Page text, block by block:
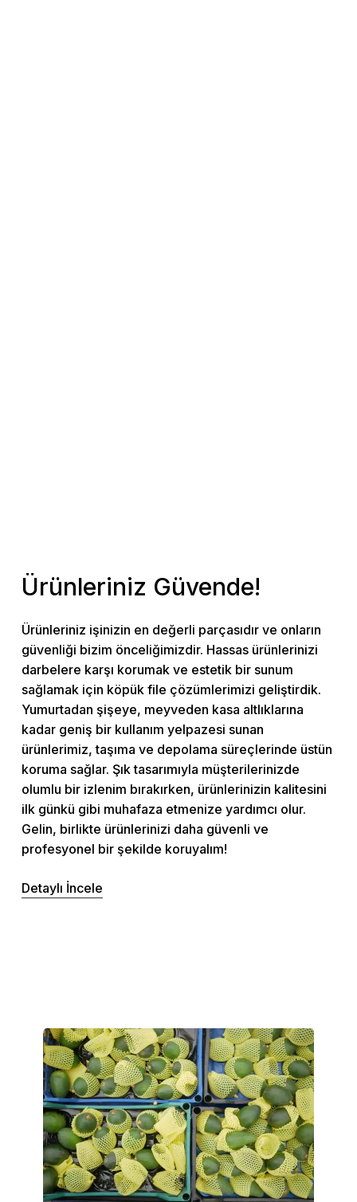
Ürünleriniz Güvende!
Ürünleriniz işinizin en değerli parçasıdır ve onların
güvenliği bizim önceliğimizdir. Hassas ürünlerinizi
darbelere karşı korumak ve estetik bir sunum
sağlamak için köpük file çözümlerimizi geliştirdik.
Yumurtadan şişeye, meyveden kasa altlıklarına
kadar geniş bir kullanım yelpazesi sunan
ürünlerimiz, taşıma ve depolama süreçlerinde üstün
koruma sağlar. Şık tasarımıyla müşterilerinizde
olumlu bir izlenim bırakırken, ürünlerinizin kalitesini
ilk günkü gibi muhafaza etmenize yardımcı olur.
Gelin, birlikte ürünlerinizi daha güvenli ve
profesyonel bir şekilde koruyalım!
Detaylı İncele